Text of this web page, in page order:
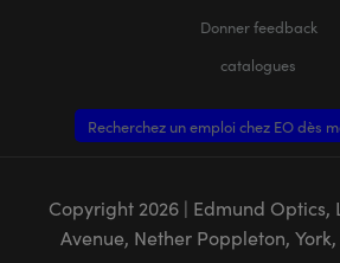
Donner feedback
catalogues
Recherchez un emploi chez EO dès
Copyright 2026| Edmund Optics,
Avenue, Nether Poppleton, York,